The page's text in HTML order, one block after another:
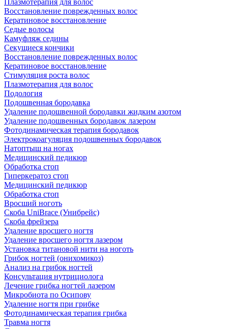
Плазмотерапия для волос
Восстановление поврежденных волос
Кератиновое восстановление
Седые волосы
Камуфляж седины
Секущиеся кончики
Восстановление поврежденных волос
Кератиновое восстановление
Стимуляция роста волос
Плазмотерапия для волос
Подология
Подошвенная бородавка
Удаление подошвенной бородавки жидким азотом
Удаление подошвенных бородавок лазером
Фотодинамическая терапия бородавок
Электрокоагуляция подошвенных бородавок
Натоптыш на ногах
Медицинский педикюр
Обработка стоп
Гиперкератоз стоп
Медицинский педикюр
Обработка стоп
Вросший ноготь
Скоба UniBrace (Унибрейс)
Скоба фрейзера
Удаление вросшего ногтя
Удаление вросшего ногтя лазером
Установка титановой нити на ноготь
Грибок ногтей (онихомикоз)
Анализ на грибок ногтей
Консультация нутрициолога
Лечение грибка ногтей лазером
Микробиота по Осипову
Удаление ногтя при грибке
Фотодинамическая терапия грибка
Травма ногтя